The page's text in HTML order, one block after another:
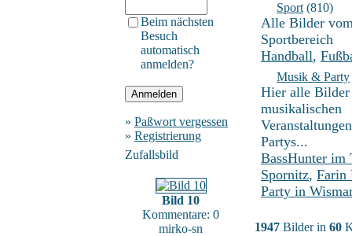
Beim nächsten
Besuch
automatisch
anmelden?
» Paßwort vergessen
» Registrierung
Zufallsbild
Bild 10
Kommentare: 0
mirko-sn
Sport (810)
Alle Bilder
Sportbereich
Handball,
Musik & Party
Hier alle
musikalischen
Partys...
BassHunter im
Spornitz, Farin
Party in
1947 Bilder in 60